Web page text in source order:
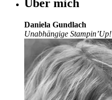
Über mich
Daniela Gundlach
Unabhängige Stampin’Up!